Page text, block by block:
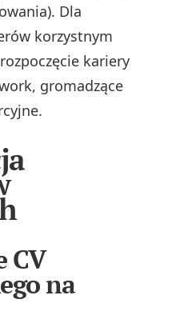
Dla
korzystnym
kariery
gromadzące
CV
na